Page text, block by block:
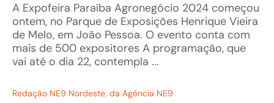
A Expofeira Paraíba Agronegócio 2024 começou
ontem, no Parque de Exposições Henrique Vieira
de Melo, em João Pessoa. O evento conta com
mais de 500 expositores A programação, que
vai até o dia 22, contempla ...
Redação NE9 Nordeste, da Agência NE9